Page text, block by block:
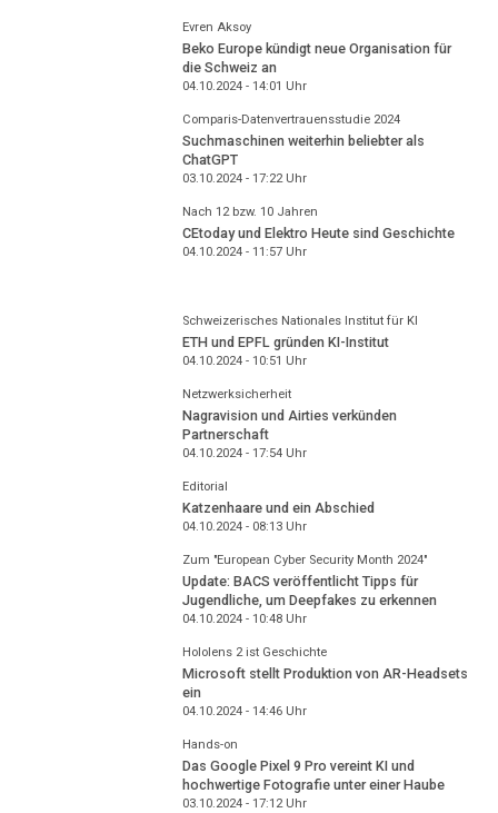
Evren Aksoy
Beko Europe kündigt neue Organisation für
die Schweiz an
04.10.2024 - 14:01 Uhr
Comparis-Datenvertrauensstudie 2024
Suchmaschinen weiterhin beliebter als
ChatGPT
03.10.2024 - 17:22Uhr
Nach 12 bzw. 10 Jahren
CEtoday und Elektro Heute sind Geschichte
04.10.2024 - 11:57Uhr
Schweizerisches Nationales Institut für KI
ETH und EPFL gründen KI-Institut
04.10.2024 - 10:51 Uhr
Netzwerksicherheit
Nagravision und Airties verkünden
Partnerschaft
04.10.2024 - 17:54Uhr
Editorial
Katzenhaare und ein Abschied
04.10.2024 - 08:13Uhr
Zum "European Cyber Security Month 2024"
Update: BACS veröffentlicht Tipps für
Jugendliche, um Deepfakes zu erkennen
04.10.2024 - 10:48Uhr
Hololens 2 ist Geschichte
Microsoft stellt Produktion von AR-Headsets
ein
04.10.2024 - 14:46Uhr
Hands-on
Das Google Pixel 9 Pro vereint KI und
hochwertige Fotografie unter einer Haube
03.10.2024 - 17:12Uhr